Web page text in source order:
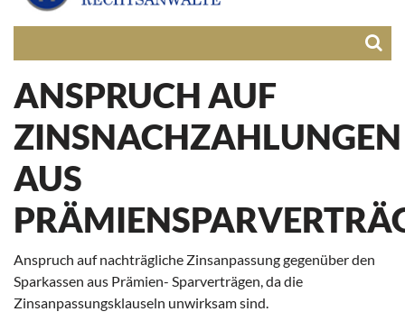
ANSPRUCH AUF
ZINSNACHZAHLUNGEN
AUS
Anspruch auf nachträgliche Zinsanpassung gegenüber den
Sparkassen aus Prämien- Sparverträgen, da die
Zinsanpassungsklauseln unwirksam sind.